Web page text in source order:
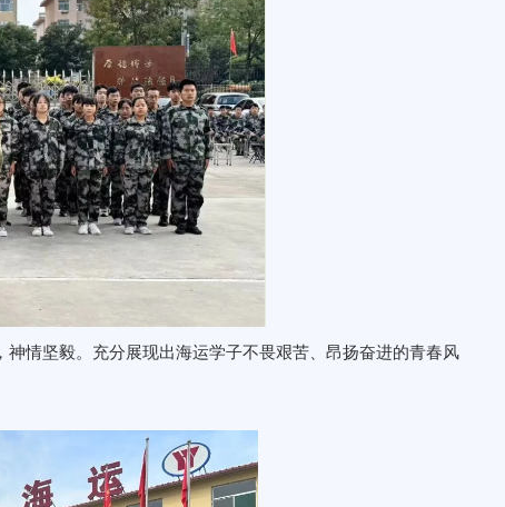
情坚毅。充分展现出海运学子不畏艰苦、昂扬奋进的青春风